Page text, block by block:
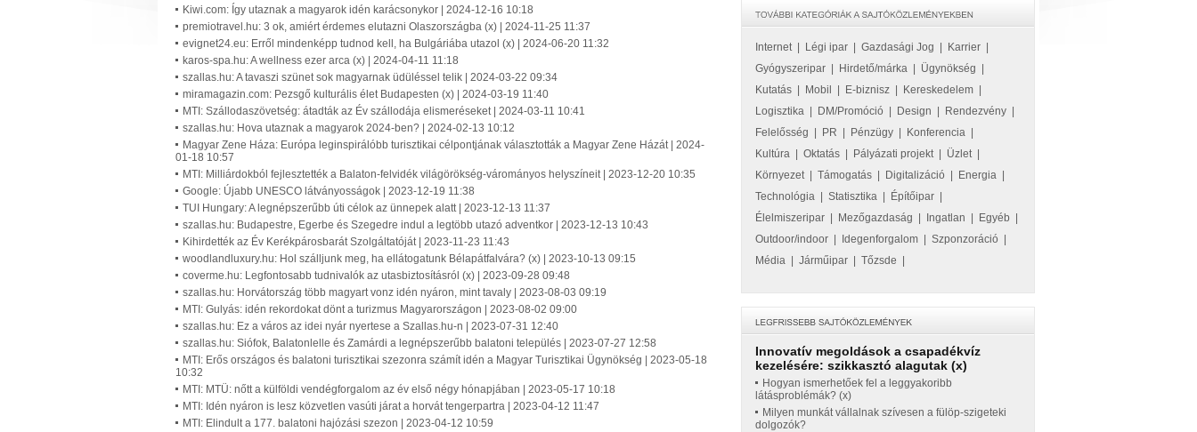
Kiwi.com: Így utaznak a magyarok idén karácsonykor | 2024-12-16 10:18
premiotravel.hu: 3 ok, amiért érdemes elutazni Olaszországba (x) | 2024-11-25 11:37
evignet24.eu: Erről mindenképp tudnod kell, ha Bulgáriába utazol (x) | 2024-06-20 11:32
karos-spa.hu: A wellness ezer arca (x) | 2024-04-11 11:18
szallas.hu: A tavaszi szünet sok magyarnak üdüléssel telik | 2024-03-22 09:34
miramagazin.com: Pezsgő kulturális élet Budapesten (x) | 2024-03-19 11:40
MTI: Szállodaszövetség: átadták az Év szállodája elismeréseket | 2024-03-11 10:41
szallas.hu: Hova utaznak a magyarok 2024-ben? | 2024-02-13 10:12
Magyar Zene Háza: Európa leginspirálóbb turisztikai célpontjának választották a Magyar Zene Házát | 2024-
01-18 10:57
MTI: Milliárdokból fejlesztették a Balaton-felvidék világörökség-várományos helyszíneit | 2023-12-20 10:35
Google: Újabb UNESCO látványosságok | 2023-12-19 11:38
TUI Hungary: A legnépszerűbb úti célok az ünnepek alatt | 2023-12-13 11:37
szallas.hu: Budapestre, Egerbe és Szegedre indul a legtöbb utazó adventkor | 2023-12-13 10:43
Kihirdették az Év Kerékpárosbarát Szolgáltatóját | 2023-11-23 11:43
woodlandluxury.hu: Hol szálljunk meg, ha ellátogatunk Bélapátfalvára? (x) | 2023-10-13 09:15
coverme.hu: Legfontosabb tudnivalók az utasbiztosításról (x) | 2023-09-28 09:48
szallas.hu: Horvátország több magyart vonz idén nyáron, mint tavaly | 2023-08-03 09:19
MTI: Gulyás: idén rekordokat dönt a turizmus Magyarországon | 2023-08-02 09:00
szallas.hu: Ez a város az idei nyár nyertese a Szallas.hu-n | 2023-07-31 12:40
szallas.hu: Siófok, Balatonlelle és Zamárdi a legnépszerűbb balatoni település | 2023-07-27 12:58
MTI: Erős országos és balatoni turisztikai szezonra számít idén a Magyar Turisztikai Ügynökség | 2023-05-18
10:32
MTI: MTÜ: nőtt a külföldi vendégforgalom az év első négy hónapjában | 2023-05-17 10:18
MTI: Idén nyáron is lesz közvetlen vasúti járat a horvát tengerpartra | 2023-04-12 11:47
MTI: Elindult a 177. balatoni hajózási szezon | 2023-04-12 10:59
Internet| Légi ipar Gazdasági Jog Karrier
Gyógyszeripar
Hirdető/márka Ügynökség
Kutatás
Mobil E-biznisz Kereskedelem
Logisztika
DM/Promóció Design Rendezvény
Felelősség
PR Pénzügy Konferencia
Kultúra
Oktatás Pályázati projekt| Üzlet|
Környezet| Támogatás Digitalizáció Energia
Technológia
Statisztika Építőipar
Élelmiszeripar
Mezőgazdaság Ingatlan Egyéb
Outdoor/indoor
Idegenforgalom Szponzoráció
Média
Járműipar Tőzsde
Innovatív megoldások a csapadékvíz
kezelésére: szikkasztó alagutak (x)
Hogyan ismerhetőek fel a leggyakoribb
látásproblémák? (x)
Milyen munkát vállalnak szívesen a fülöp-szigeteki
dolgozók?